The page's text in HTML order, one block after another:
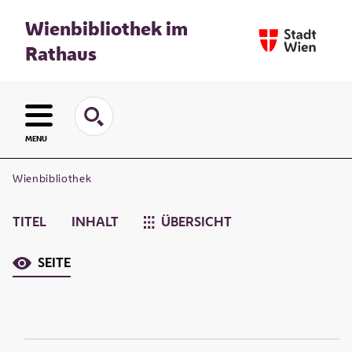
Wienbibliothek im
Rathaus
MENU
Wienbibliothek
TITEL INHALT ÜBERSICHT
SEITE